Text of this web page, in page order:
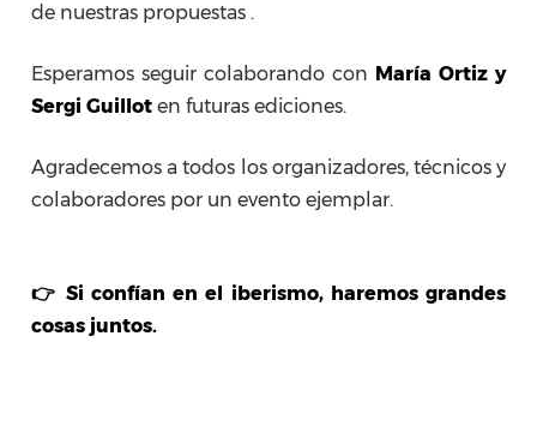
de nuestras propuestas .
Esperamos seguir colaborando con María Ortiz y
Sergi Guillot en futuras ediciones.
Agradecemos a todos los organizadores, técnicos y
colaboradores por un evento ejemplar.
👉 Si confían en el iberismo, haremos grandes
cosas juntos.